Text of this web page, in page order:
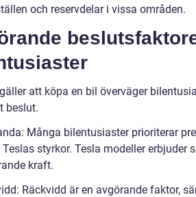
och reservdelar i vissa områden.
att köpa en bil överväger
beslut.
Många bilentusiaster prioriterar
Teslas styrkor. Tesla modeller erbjuder
kraft.
Räckvidd är en avgörande faktor,